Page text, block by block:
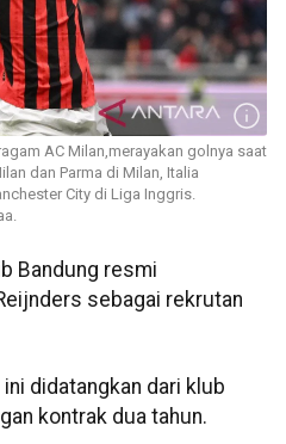
AC Milan,merayakan golnya saat
dan Parma di Milan, Italia
City di Liga Inggris.
Bandung resmi
sebagai rekrutan
didatangkan dari klub
kontrak dua tahun.